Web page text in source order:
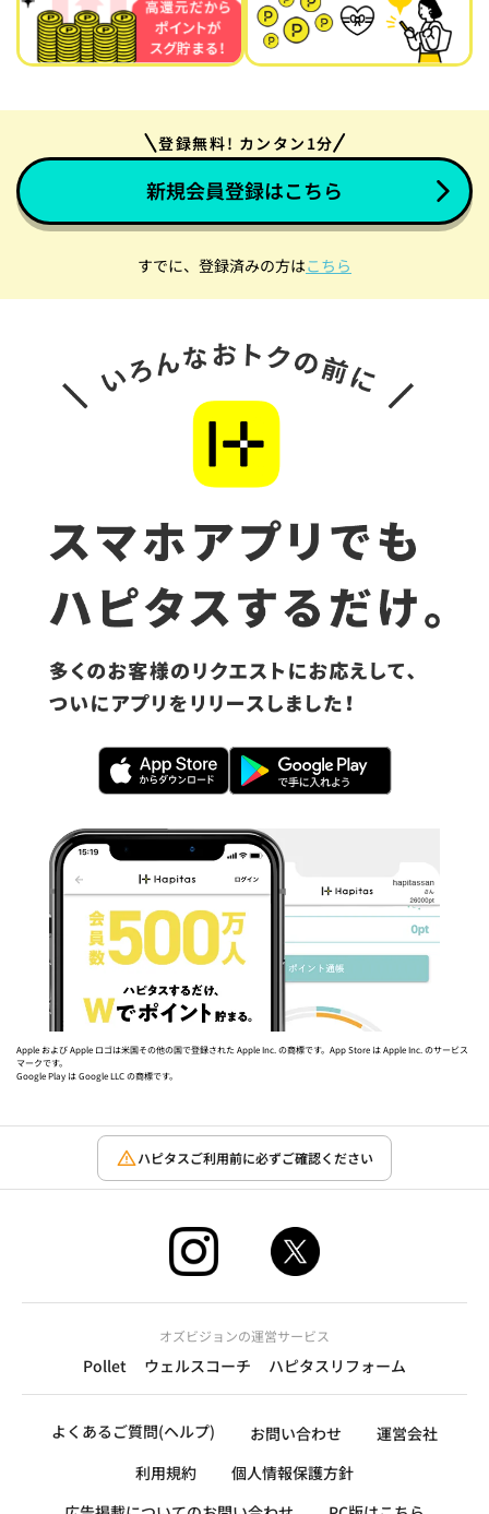
登録無料! カンタン1分
新規会員登録はこちら
すでに、登録済みの方はこちら
Apple および Apple ロゴは米国その他の国で登録された Apple Inc. の商標です。App Store は Apple Inc. のサービス
マークです。
Google Play は Google LLC の商標です。
ハピタスご利用前に必ずご確認ください
オズビジョンの運営サービス
Pollet ウェルスコーチ ハピタスリフォーム
よくあるご質問(ヘルプ) お問い合わせ
運営会社
利用規約
個人情報保護方針